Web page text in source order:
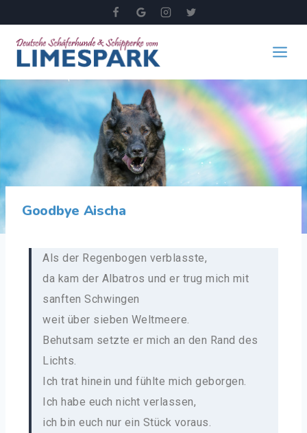
Goodbye Aischa
Als der Regenbogen verblasste,
da kam der Albatros und er trug mich mit
sanften Schwingen
weit über sieben Weltmeere.
Behutsam setzte er mich an den Rand des
Lichts.
Ich trat hinein und fühlte mich geborgen.
Ich habe euch nicht verlassen,
ich bin euch nur ein Stück voraus.